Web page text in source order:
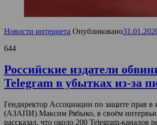
Новости интернета Опубликовано
644
Российские издатели
Telegram в убытках из-за
Гендиректор Ассоциации по защите прав в
(АЗАПИ) Максим Рябыко, в своём
рассказал, что около 200 Telegram-каналов